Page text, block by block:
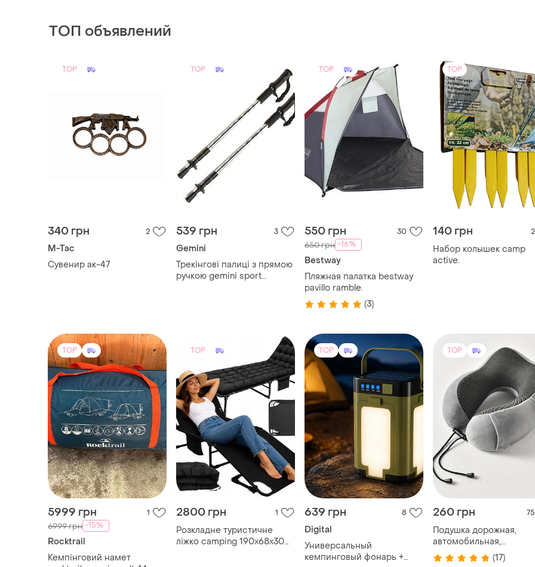
ТОП объявлений
TOP
340 грн 2
M-Tac
Сувенир ак-47
TOP
539 грн 3
Gemini
Трекінгові палиці з прямою
ручкою gemini sport
TOP
550 грн 30
650 грн -16%
Bestway
Пляжная палатка bestway
pavillo ramble.
(3)
TOP
140 грн 2
Набор колышек camp
active.
TOP
5999 грн 1
6999 грн -15%
Rocktrail
Кемпінговий намет
TOP
2800 грн 1
Розкладне туристичне
ліжко camping 190х68х30
TOP
639 грн 8
Digital
Универсальный
кемпинговый фонарь +
TOP
260 грн 75
Подушка дорожная,
автомобильная,
туристическая, memory
foam, под шею детские
(17)